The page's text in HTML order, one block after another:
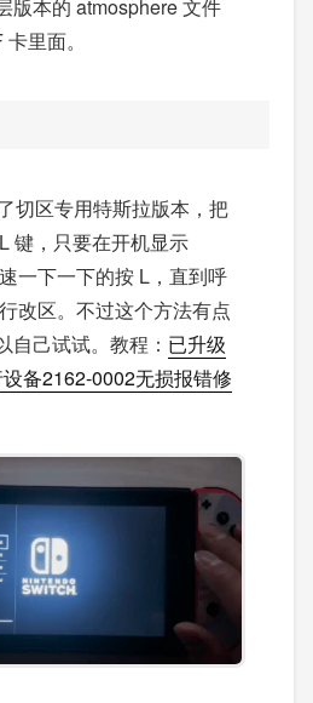
版本的 atmosphere 文件
里面。
切区专用特斯拉版本，把
键，只要在开机显示
一下一下的按 L，直到呼
改区。不过这个方法有点
自己试试。教程： 已升级
备2162-0002无损报错修